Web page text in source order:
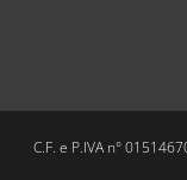
C.F. e P.IVA n°